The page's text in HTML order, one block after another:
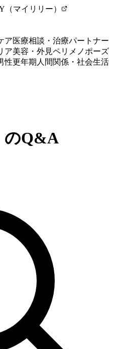
マイリリー）
ア医療相談・治療パートナー
ア美容・外見ペリメノポーズ
性更年期 人間関係・社会生活
のQ&A